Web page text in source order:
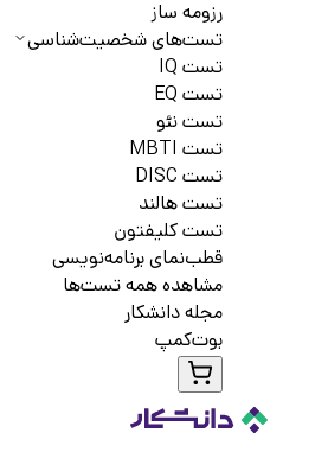
رزومه ساز
تست‌های شخصیت‌شناسی
تست IQ
تست EQ
تست نئو
تست MBTI
تست DISC
تست هالند
تست کلیفتون
قطب‌نمای برنامه‌نویسی
مشاهده همه تست‌ها
مجله دانشکار
بوت‌کمپ